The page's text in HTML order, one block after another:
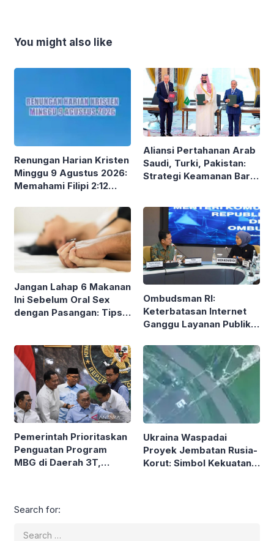
You might also like
Renungan Harian Kristen
Minggu 9 Agustus 2026:
Memahami Filipi 2:12
hari
Aliansi Pertahanan Arab
Saudi, Turki, Pakistan:
Strategi Keamanan Baru
Jangan Lahap 6 Makanan
Ini Sebelum Oral Sex
dengan Pasangan: Tips
Ombudsman RI:
Keterbatasan Internet
Ganggu Layanan Publik
Masyarakat
Pemerintah Prioritaskan
Penguatan Program
MBG di Daerah 3T,
Ukraina Waspadai
Proyek Jembatan Rusia-
Korut: Simbol Kekuatan
Search for: